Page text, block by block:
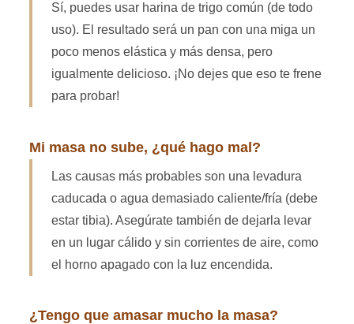
Sí, puedes usar harina de trigo común (de todo
uso). El resultado será un pan con una miga un
poco menos elástica y más densa, pero
igualmente delicioso. ¡No dejes que eso te frene
para probar!
Mi masa no sube, ¿qué hago mal?
Las causas más probables son una levadura
caducada o agua demasiado caliente/fría (debe
estar tibia). Asegúrate también de dejarla levar
en un lugar cálido y sin corrientes de aire, como
el horno apagado con la luz encendida.
¿Tengo que amasar mucho la masa?